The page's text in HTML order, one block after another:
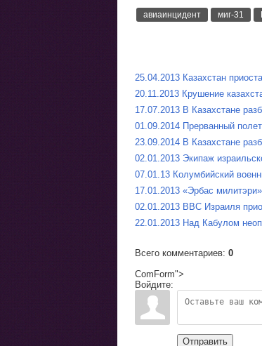
авиаинцидент миг-31
25.04.2013 Казахстан
20.11.2013 Крушение
17.07.2013 В Казахстане
01.09.2014 Прерванный
23.09.2014 В Казахстане
02.01.2013 Экипаж
07.01.13 Колумбийский
17.01.2013 «Эрбас
02.01.2013 ВВС Израиля
22.01.2013 Над Кабулом
Всего комментариев: 0
ComForm">
Войдите:
Отправить